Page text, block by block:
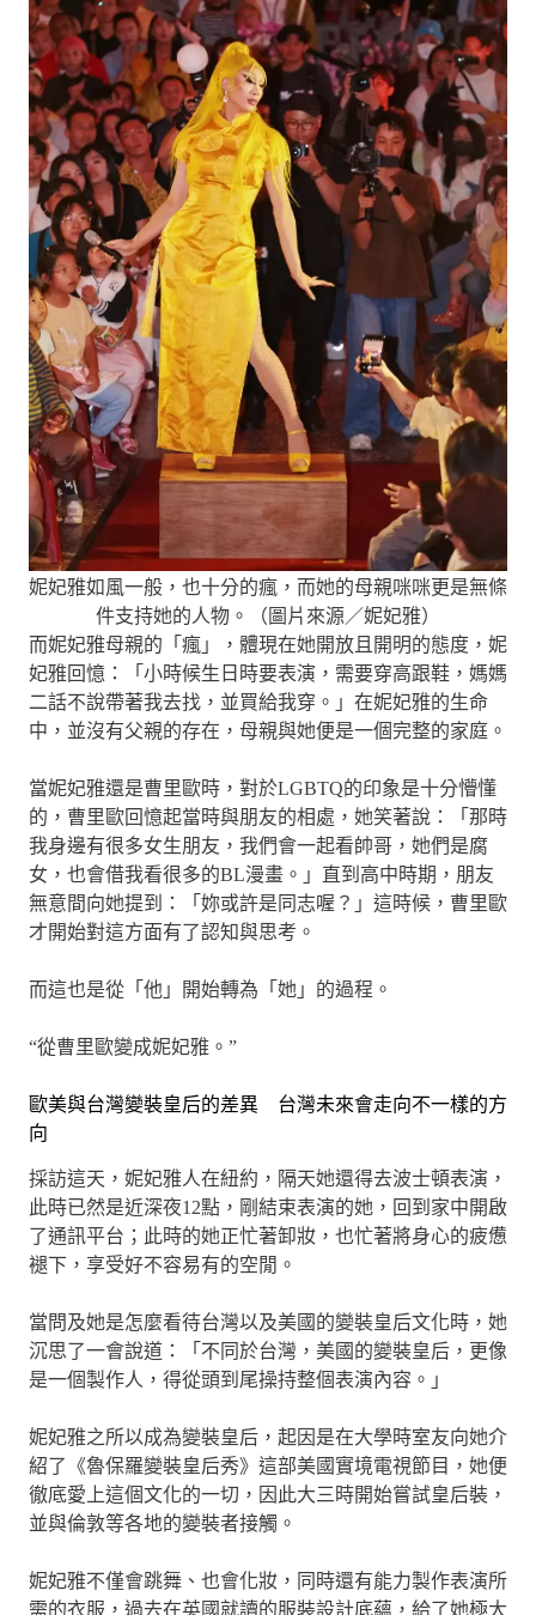
妮妃雅如風一般，也十分的瘋，而她的母親咪咪更是無條
件支持她的人物。（圖片來源／妮妃雅）
而妮妃雅母親的「瘋」，體現在她開放且開明的態度，妮
妃雅回憶：「小時候生日時要表演，需要穿高跟鞋，媽媽
二話不說帶著我去找，並買給我穿。」在妮妃雅的生命
中，並沒有父親的存在，母親與她便是一個完整的家庭。
當妮妃雅還是曹里歐時，對於LGBTQ的印象是十分懵懂
的，曹里歐回憶起當時與朋友的相處，她笑著說：「那時
我身邊有很多女生朋友，我們會一起看帥哥，她們是腐
女，也會借我看很多的BL漫畫。」直到高中時期，朋友
無意間向她提到：「妳或許是同志喔？」這時候，曹里歐
才開始對這方面有了認知與思考。
而這也是從「他」開始轉為「她」的過程。
“從曹里歐變成妮妃雅。”
歐美與台灣變裝皇后的差異 台灣未來會走向不一樣的方
向
採訪這天，妮妃雅人在紐約，隔天她還得去波士頓表演，
此時已然是近深夜12點，剛結束表演的她，回到家中開啟
了通訊平台；此時的她正忙著卸妝，也忙著將身心的疲憊
褪下，享受好不容易有的空閒。
當問及她是怎麼看待台灣以及美國的變裝皇后文化時，她
沉思了一會說道：「不同於台灣，美國的變裝皇后，更像
是一個製作人，得從頭到尾操持整個表演內容。」
妮妃雅之所以成為變裝皇后，起因是在大學時室友向她介
紹了《魯保羅變裝皇后秀》這部美國實境電視節目，她便
徹底愛上這個文化的一切，因此大三時開始嘗試皇后裝，
並與倫敦等各地的變裝者接觸。
妮妃雅不僅會跳舞、也會化妝，同時還有能力製作表演所
需的衣服，過去在英國就讀的服裝設計底蘊，給了她極大